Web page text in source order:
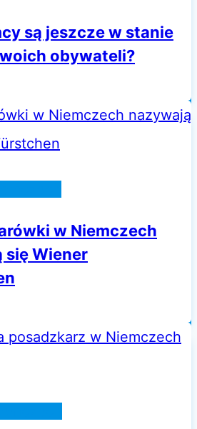
są jeszcze w stanie
obywateli?
w Niemczech
się Wiener